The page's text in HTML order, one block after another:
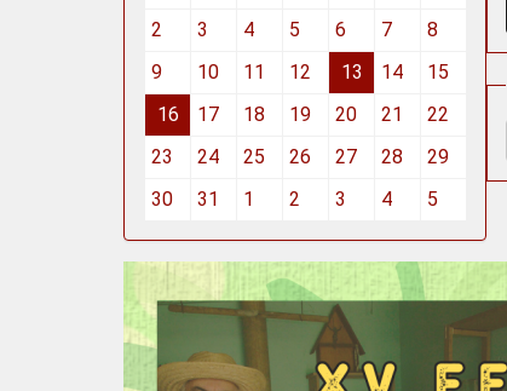
2
3 4 5 6 7
8
9
10 11 12 13 14
15
16
17 18 19 20 21
22
23
24 25 26 27 28
29
30
31 1 2 3 4 5